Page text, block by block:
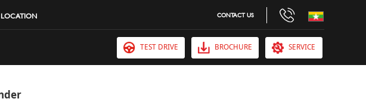
CONTACT US
LOCATION
TEST DRIVE BROCHURE SERVICE